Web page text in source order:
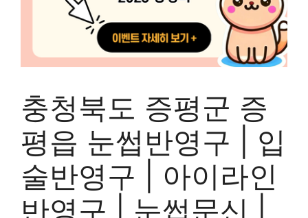
충청북도 증평군 증
평읍 눈썹반영구 | 입
술반영구 | 아이라인
반영구 | 눈썹문신 |